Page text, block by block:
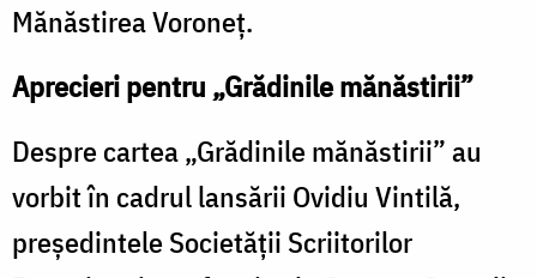
Mănăstirea Voroneț.
Aprecieri pentru „Grădinile mănăstirii”
Despre cartea „Grădinile mănăstirii” au
vorbit în cadrul lansării Ovidiu Vintilă,
președintele Societății Scriitorilor